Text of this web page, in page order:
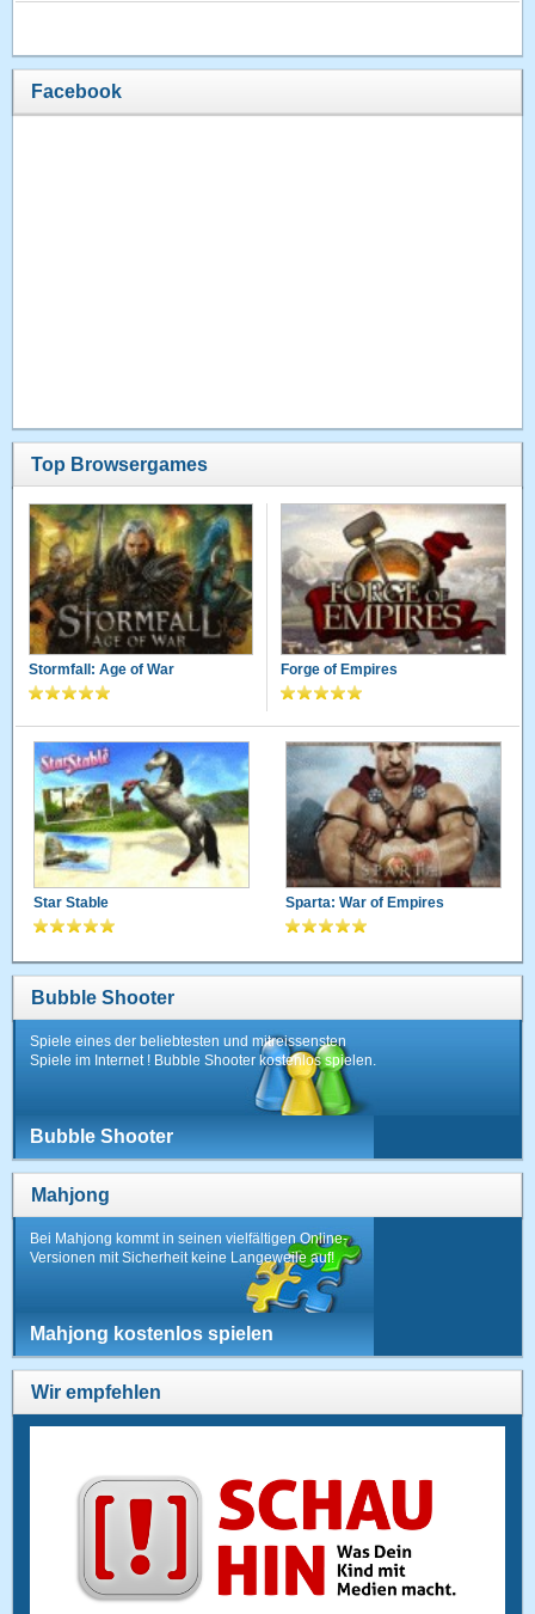
Facebook
Top Browsergames
Stormfall: Age of War Forge of Empires
Star Stable Sparta: War of Empires
Bubble Shooter
Spiele eines der beliebtesten und mitreissensten
Spiele im Internet ! Bubble Shooter kostenlos spielen.
Bubble Shooter
Mahjong
Bei Mahjong kommt in seinen vielfältigen Online-
Versionen mit Sicherheit keine Langeweile auf!
Mahjong kostenlos spielen
Wir empfehlen